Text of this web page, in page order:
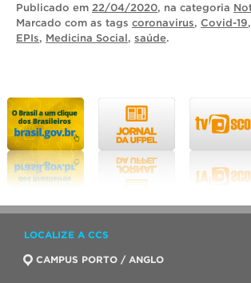
Publicado em 22/04/2020, na categoria
Marcado com as tags coronavirus, Covid-19,
EPIs, Medicina Social, saúde.
LOCALIZE A CCS
CAMPUS PORTO / ANGLO